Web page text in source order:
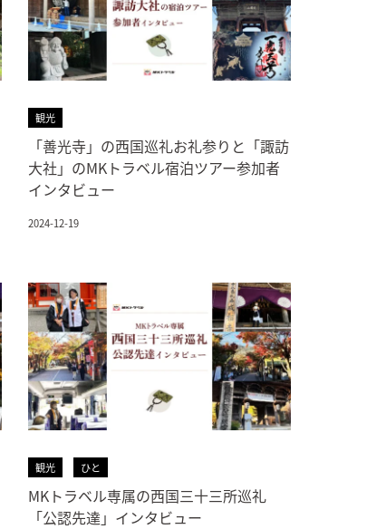
観光
「善光寺」の西国巡礼お礼参りと「諏訪
大社」のMKトラベル宿泊ツアー参加者
インタビュー
2024-12-19
観光 ひと
MKトラベル専属の西国三十三所巡礼
「公認先達」インタビュー